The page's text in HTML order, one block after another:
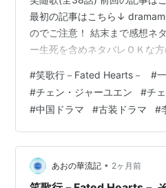
最初の記事はこちら↓
のでご注意！ 結末まで感想ネ
ー生死を含めネタバレＯＫな
は一笑みたいな人だったんだ
に惚れるのか(笑) 元々陛下は平
からのし上がった人で、皇后と
と思われる。 お母さんは武人
感覚の持ち主だったようで、
#笑歌行－Fated Hearts－ #
#チェン・ジャーユエン #チ
#中国ドラマ #古装ドラマ #
あおの華流記 • 2ヶ月前